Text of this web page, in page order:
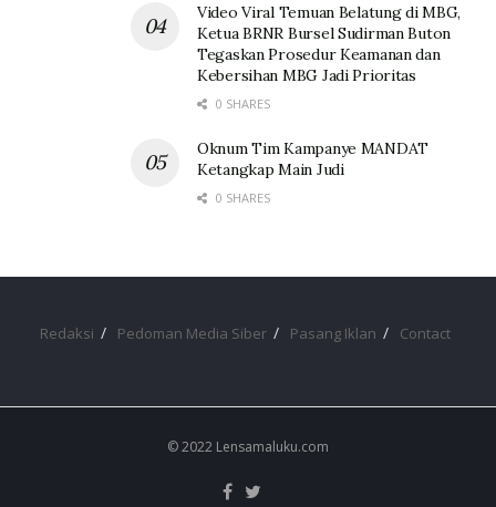
Video Viral Temuan Belatung di MBG,
Ketua BRNR Bursel Sudirman Buton
Tegaskan Prosedur Keamanan dan
Kebersihan MBG Jadi Prioritas
0 SHARES
Oknum Tim Kampanye MANDAT
Ketangkap Main Judi
0 SHARES
Redaksi Pedoman Media Siber Pasang Iklan Contact
© 2022 Lensamaluku.com